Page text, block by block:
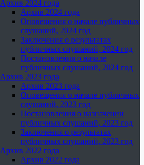
Архив 2024 года
Архив 2024 года
Оповещения о начале публичных
слушаний, 2024 год
Заключения о результатах
публичных слушаний, 2024 год
Постановления о начале
публичных слушаний, 2024 год
Архив 2023 года
Архив 2023 года
Оповещения о начале публичных
слушаний, 2023 год
Постановления о назначении
публичных слушаний, 2023 год
Заключения о результатах
публичных слушаний, 2023 год
Архив 2022 года
Архив 2022 года